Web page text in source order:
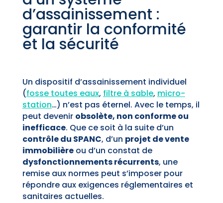
d’assainissement :
garantir la conformité
et la sécurité
Un dispositif d’assainissement individuel
(fosse toutes eaux, filtre à sable, micro-
station…) n’est pas éternel. Avec le temps, il
peut devenir obsolète, non conforme ou
inefficace. Que ce soit à la suite d’un
contrôle du SPANC, d’un projet de vente
immobilièreou d’un constat de
dysfonctionnements récurrents, une
remise aux normes peut s’imposer pour
répondre aux exigences réglementaires et
sanitaires actuelles.